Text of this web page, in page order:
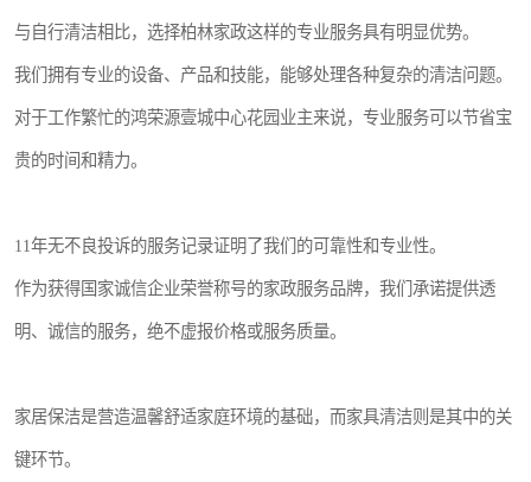
与自行清洁相比，选择柏林家政这样的专业服务具有明显优势。
我们拥有专业的设备、产品和技能，能够处理各种复杂的清洁问题。
对于工作繁忙的鸿荣源壹城中心花园业主来说，专业服务可以节省宝
贵的时间和精力。
11年无不良投诉的服务记录证明了我们的可靠性和专业性。
作为获得国家诚信企业荣誉称号的家政服务品牌，我们承诺提供透
明、诚信的服务，绝不虚报价格或服务质量。
家居保洁是营造温馨舒适家庭环境的基础，而家具清洁则是其中的关
键环节。